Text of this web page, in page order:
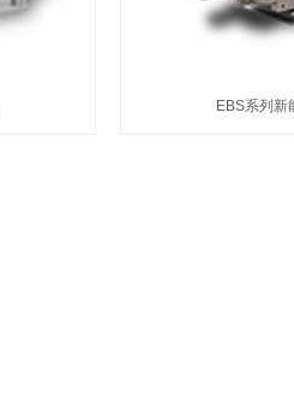
EBS系列新